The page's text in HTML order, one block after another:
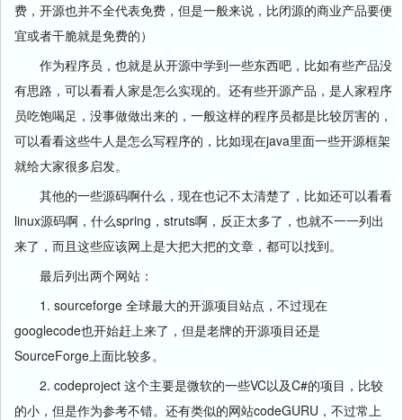
费，开源也并不全代表免费，但是一般来说，比闭源的商业产品要便
宜或者干脆就是免费的）
作为程序员，也就是从开源中学到一些东西吧，比如有些产品没
有思路，可以看看人家是怎么实现的。还有些开源产品，是人家程序
员吃饱喝足，没事做做出来的，一般这样的程序员都是比较厉害的，
可以看看这些牛人是怎么写程序的，比如现在java里面一些开源框架
就给大家很多启发。
其他的一些源码啊什么，现在也记不太清楚了，比如还可以看看
linux源码啊，什么spring，struts啊，反正太多了，也就不一一列出
来了，而且这些应该网上是大把大把的文章，都可以找到。
最后列出两个网站：
1. sourceforge 全球最大的开源项目站点，不过现在
googlecode也开始赶上来了，但是老牌的开源项目还是
SourceForge上面比较多。
2. codeproject 这个主要是微软的一些VC以及C#的项目，比较
的小，但是作为参考不错。还有类似的网站codeGURU，不过常上